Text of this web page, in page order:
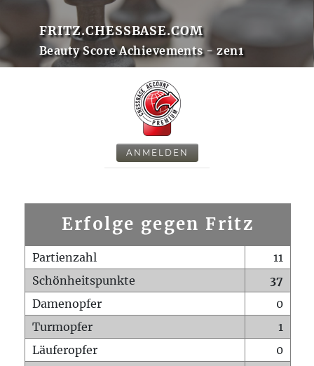
FRITZ.CHESSBASE.COM
Beauty Score Achievements - zen1
ANMELDEN
Erfolge gegen Fritz
Partienzahl
11
Schönheitspunkte
37
Damenopfer
0
Turmopfer
1
Läuferopfer
0